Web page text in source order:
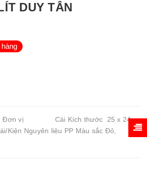
DUY TÂN
6 Đơn vị Cái Kích thước 25 x 24 x
Kiện Nguyên liệu PP Màu sắc Đỏ,